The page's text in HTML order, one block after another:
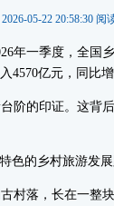
2026-05-22 20:58:30 阅
一季度，全国乡
4570亿元，同比增
的印证。这背后
色的乡村旅游发
落，长在一整块